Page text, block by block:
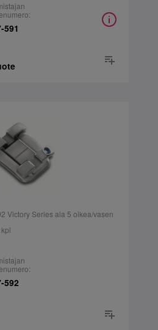
591
Victory Series ala 5 oikea/vasen
592